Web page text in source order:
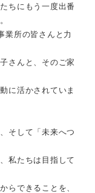
ちにもう一度出番
業所の皆さんと力
さんと、そのご家
に活かされていま
そして「未来へつ
私たちは目指して
らできることを、